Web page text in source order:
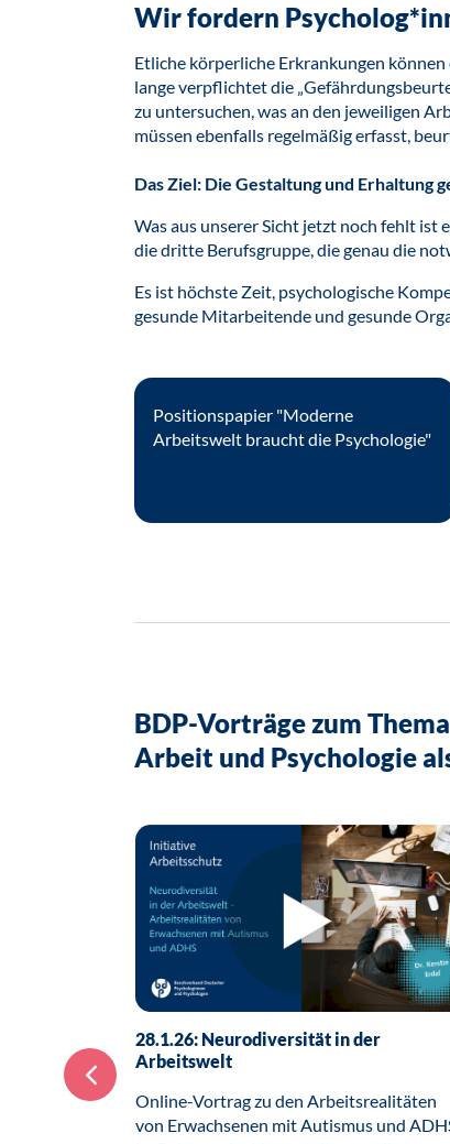
Wir fordern
Etliche körperliche Erkrankungen
lange verpflichtet die
zu untersuchen, was an den jeweiligen
müssen ebenfalls regelmäßig erfasst,
Das Ziel: Die Gestaltung und
Was aus unserer Sicht jetzt noch fehlt ist
die dritte Berufsgruppe, die genau die
Es ist höchste Zeit, psychologische
gesunde Mitarbeitende und gesunde
Positionspapier "Moderne
Arbeitswelt braucht die Psychologie"
BDP-Vorträge zum Thema
Arbeit und Psychologie
28.1.26: Neurodiversität in der
Arbeitswelt
Online-Vortrag zu den Arbeitsrealitäten
von Erwachsenen mit Autismus und